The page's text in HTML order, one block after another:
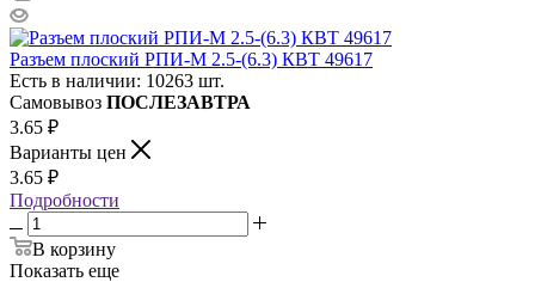
Разъем плоский РПИ-М 2.5-(6.3) КВТ 49617
Есть в наличии: 10263 шт.
Самовывоз ПОСЛЕЗАВТРА
3.65 ₽
Варианты цен
3.65 ₽
Подробности
В корзину
Показать еще